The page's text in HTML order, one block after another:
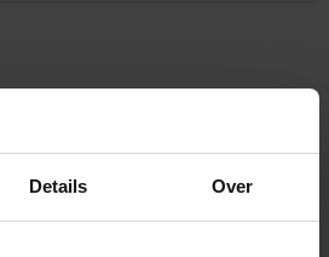
Details Over
van min. 35€.